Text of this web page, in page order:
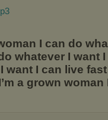
I can do
whatever I want
want I can live
a grown woman